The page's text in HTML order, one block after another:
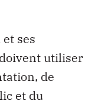
ses
utiliser
de
et du